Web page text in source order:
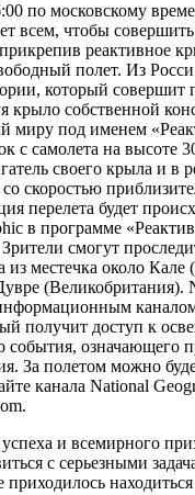
по московскому
всем, чтобы
реактивное
полет. Из
который совершит
крыло собственной
миру под именем
с самолета на высоте
своего крыла и в
со скоростью
перелета будет
в программе
смогут
из местечка около
(Великобритания).
получит доступ к
события, означающего
За полетом можно
канала National
и всемирного
с серьезными
приходилось